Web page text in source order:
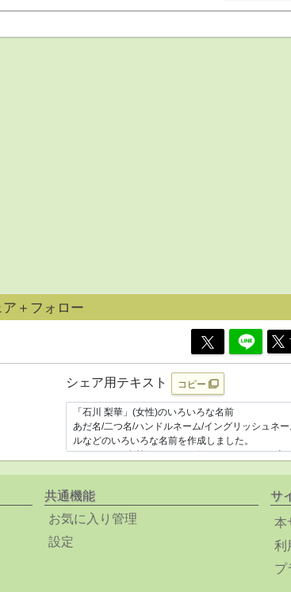
ア＋フォロー
シェア用テキスト コピー
共通機能
お気に入り管理
設定
サ
本
利
プ